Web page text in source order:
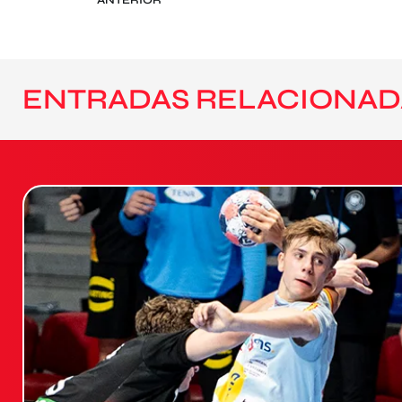
ENTRADAS